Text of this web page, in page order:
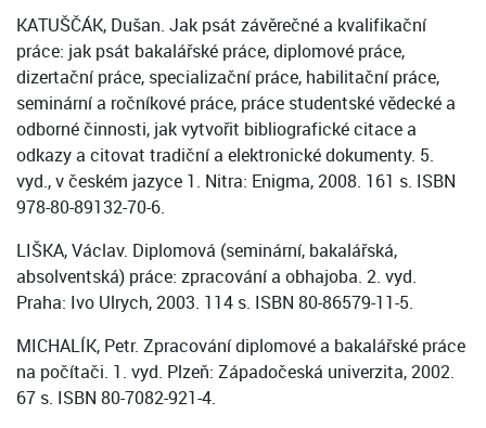
KATUŠČÁK, Dušan. Jak psát závěrečné a kvalifikační
práce: jak psát bakalářské práce, diplomové práce,
dizertační práce, specializační práce, habilitační práce,
seminární a ročníkové práce, práce studentské vědecké a
odborné činnosti, jak vytvořit bibliografické citace a
odkazy a citovat tradiční a elektronické dokumenty. 5.
vyd., v českém jazyce 1. Nitra: Enigma, 2008. 161 s. ISBN
978-80-89132-70-6.
LIŠKA, Václav. Diplomová (seminární, bakalářská,
absolventská) práce: zpracování a obhajoba. 2. vyd.
Praha: Ivo Ulrych, 2003. 114 s. ISBN 80-86579-11-5.
MICHALÍK, Petr. Zpracování diplomové a bakalářské práce
na počítači. 1. vyd. Plzeň: Západočeská univerzita, 2002.
67 s. ISBN 80-7082-921-4.